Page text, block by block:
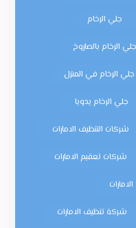
جلي الرخام
جلي الرخام بالصاروخ
جلي الرخام في المنزل
جلي الرخام يدويا
شركات التنظيف الامارات
شركات تعقيم الامارات
شركة تنظيف الامارات